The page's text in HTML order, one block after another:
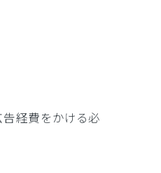
告経費をかける必